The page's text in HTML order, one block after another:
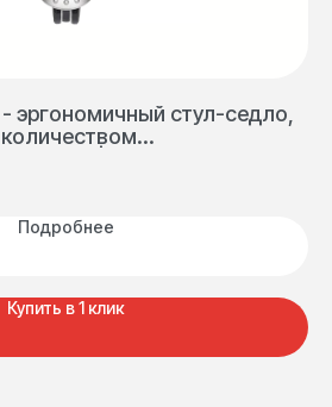
эргономичный стул-седло,
Подробнее
Купить в 1 клик